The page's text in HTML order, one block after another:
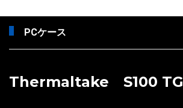
PCケース
Thermaltake S100 TG